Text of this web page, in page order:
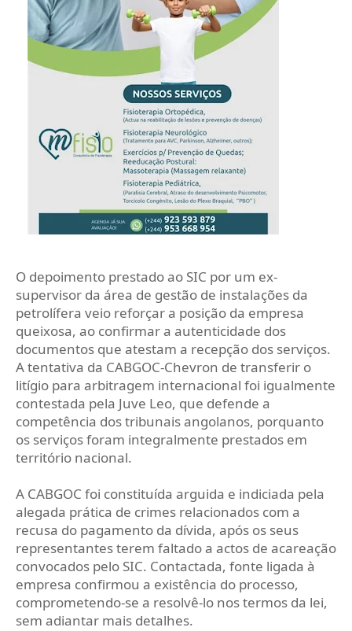
O depoimento prestado ao SIC por um ex-
supervisor da área de gestão de instalações da
petrolífera veio reforçar a posição da empresa
queixosa, ao confirmar a autenticidade dos
documentos que atestam a recepção dos serviços.
A tentativa da CABGOC-Chevron de transferir o
litígio para arbitragem internacional foi igualmente
contestada pela Juve Leo, que defende a
competência dos tribunais angolanos, porquanto
os serviços foram integralmente prestados em
território nacional.
A CABGOC foi constituída arguida e indiciada pela
alegada prática de crimes relacionados com a
recusa do pagamento da dívida, após os seus
representantes terem faltado a actos de acareação
convocados pelo SIC. Contactada, fonte ligada à
empresa confirmou a existência do processo,
comprometendo-se a resolvê-lo nos termos da lei,
sem adiantar mais detalhes.